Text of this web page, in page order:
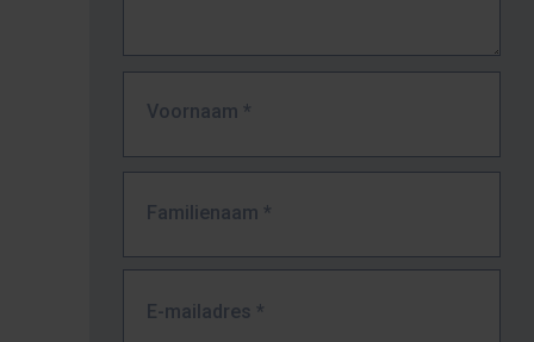
Voornaam *
Familienaam *
E-mailadres *